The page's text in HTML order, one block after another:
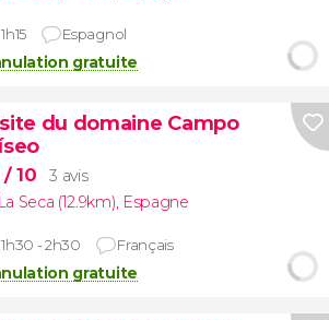
1h15 Espagnol
gratuite
du domaine Campo
/ 10
3 avis
La Seca (12.9km) Espagne
1h30 - 2h30 Français
gratuite